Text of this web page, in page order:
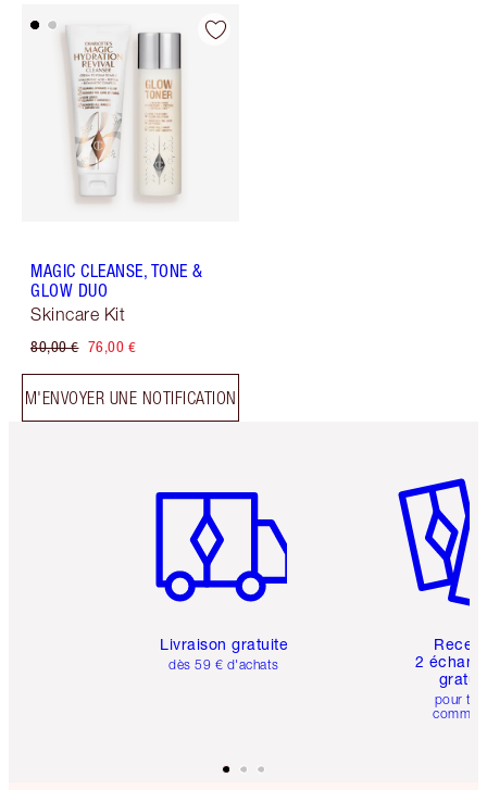
MAGIC CLEANSE, TONE &
GLOW DUO
Skincare Kit
80,00 € 76,00 €
M'ENVOYER UNE NOTIFICATION
Livraison gratuite
dès 59 € d'achats
2
pour